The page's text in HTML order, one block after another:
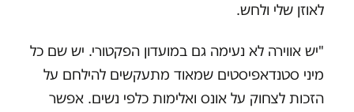
לאוזן שלי ולחש.
"יש אווירה לא נעימה גם במועדון הפקטורי. יש שם כל
מיני סטנדאפיסטים שמאוד מתעקשים להילחם על
הזכות לצחוק על אונס ואלימות כלפי נשים. אפשר